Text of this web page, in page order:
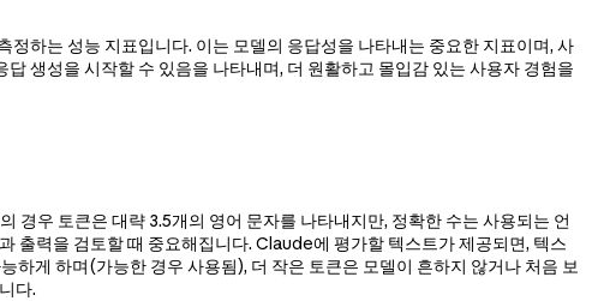
하는 성능 지표입니다. 이는 모델의 응답성을 나타내는 중요한 지표이며, 사
생성을 시작할 수 있음을 나타내며, 더 원활하고 몰입감 있는 사용자 경험을
우 토큰은 대략 3.5개의 영어 문자를 나타내지만, 정확한 수는 사용되는 언
출력을 검토할 때 중요해집니다. Claude에 평가할 텍스트가 제공되면, 텍스
하게 하며(가능한 경우 사용됨), 더 작은 토큰은 모델이 흔하지 않거나 처음 보
다.